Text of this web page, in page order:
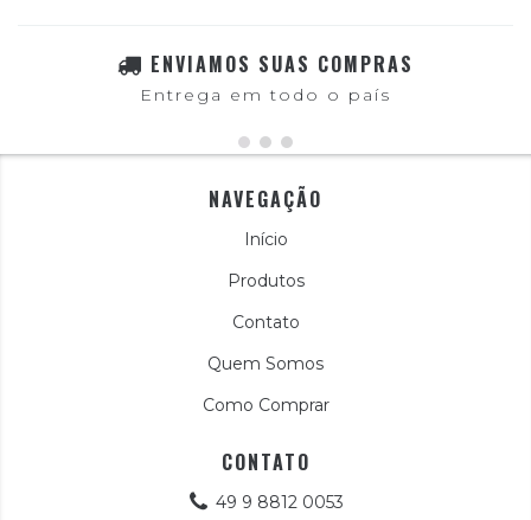
ENVIAMOS SUAS COMPRAS
Entrega em todo o país
NAVEGAÇÃO
Início
Produtos
Contato
Quem Somos
Como Comprar
CONTATO
49 9 8812 0053